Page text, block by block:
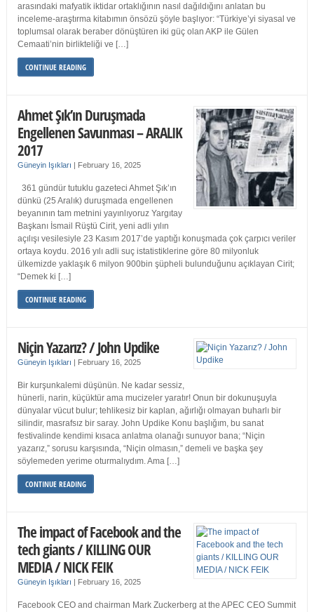
arasındaki mafyatik iktidar ortaklığının nasıl dağıldığını anlatan bu
inceleme-araştırma kitabımın önsözü şöyle başlıyor: “Türkiye’yi siyasal ve
toplumsal olarak beraber dönüştüren iki güç olan AKP ile Gülen
Cemaati’nin birlikteliği ve […]
CONTINUE READING
Ahmet Şık’ın Duruşmada
Engellenen Savunması – ARALIK
2017
Güneyin Işıkları | February 16, 2025
361 gündür tutuklu gazeteci Ahmet Şık’ın
dünkü (25 Aralık) duruşmada engellenen
beyanının tam metnini yayınlıyoruz Yargıtay
Başkanı İsmail Rüştü Cirit, yeni adli yılın
açılışı vesilesiyle 23 Kasım 2017’de yaptığı konuşmada çok çarpıcı veriler
ortaya koydu. 2016 yılı adli suç istatistiklerine göre 80 milyonluk
ülkemizde yaklaşık 6 milyon 900bin şüpheli bulunduğunu açıklayan Cirit;
“Demek ki […]
CONTINUE READING
Niçin Yazarız? / John Updike
Güneyin Işıkları | February 16, 2025
Bir kurşunkalemi düşünün. Ne kadar sessiz,
hünerli, narin, küçüktür ama mucizeler yaratır! Onun bir dokunuşuyla
dünyalar vücut bulur; tehlikesiz bir kaplan, ağırlığı olmayan buharlı bir
silindir, masrafsız bir saray. John Updike Konu başlığım, bu sanat
festivalinde kendimi kısaca anlatma olanağı sunuyor bana; “Niçin
yazarız,” sorusu karşısında, “Niçin olmasın,” demeli ve başka şey
söylemeden yerime oturmalıydım. Ama […]
CONTINUE READING
The impact of Facebook and the
tech giants / KILLING OUR
MEDIA / NICK FEIK
Güneyin Işıkları | February 16, 2025
Facebook CEO and chairman Mark Zuckerberg at the APEC CEO Summit